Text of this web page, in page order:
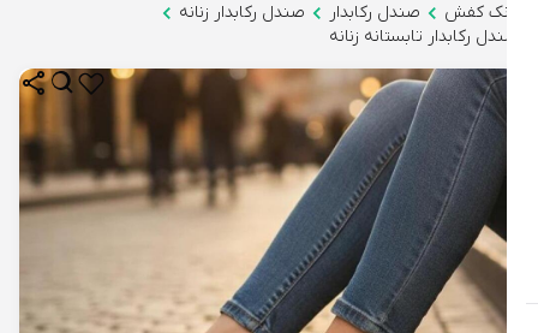
کفش صندل رکابدار
صندل رکابدار زنانه
رکابدار تابستانه زنانه